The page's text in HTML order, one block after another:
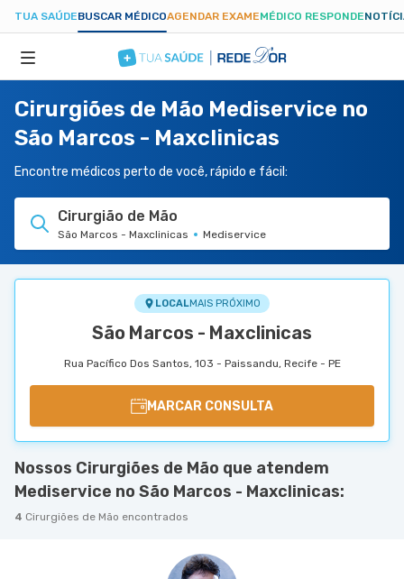
TUA SAÚDEBUSCAR MÉDICOAGENDAR EXAMEMÉDICO RESPONDE
ESPECIALIDADES
HOSPITAIS
TUASAUDE.COM
Cirurgiões de Mão Mediservice no
São Marcos - Maxclinicas
Encontre médicos perto de você, rápido e fácil:
Cirurgião de Mão
São Marcos - Maxclinicas Mediservice
LOCALMAIS PRÓXIMO
São Marcos - Maxclinicas
Rua Pacífico Dos Santos, 103 - Paissandu, Recife - PE
MARCAR CONSULTA
Nossos Cirurgiões de Mão que atendem
Mediservice no São Marcos - Maxclinicas:
4 Cirurgiões de Mão encontrados